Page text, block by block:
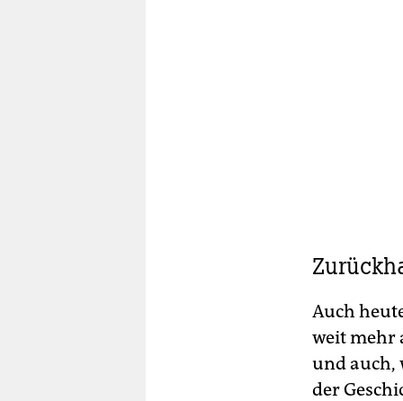
Auch
weit mehr
und auch,
der